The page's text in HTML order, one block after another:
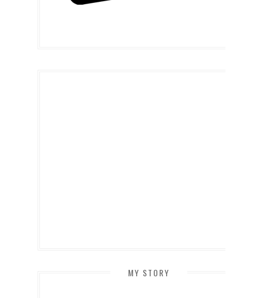
MY STORY